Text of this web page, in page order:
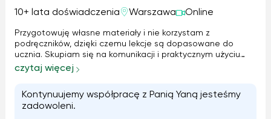
10+ lata doświadczenia Warszawa Online
Przygotowuję własne materiały i nie korzystam z
podręczników, dzięki czemu lekcje są dopasowane do
ucznia. Skupiam się na komunikacji i praktycznym użyciu
języka. Dodaję słówka do aplikacji do regularnych powtórek.
Korzystamy również z ciekawych artykułów, filmików i
autentycznych materiałów, które wspólnie omawiamy.
czytaj więcej
Kontynuujemy współpracę z Panią Yaną jesteśmy
zadowoleni.